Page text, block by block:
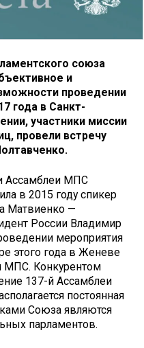
союза
и
проведении
года в Санкт-
участники миссии
провели встречу
Ассамблеи МПС
в 2015 году спикер
Матвиенко —
России Владимир
мероприятия
этого года в Женеве
МПС. Конкурентом
137-й Ассамблеи
постоянная
Союза являются
парламентов.